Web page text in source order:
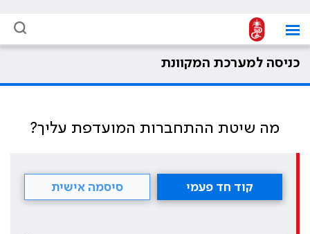
כניסה למערכת המקוונת
מה שיטת ההתחברות המועדפת עליך?
קוד חד פעמי סיסמה אישית